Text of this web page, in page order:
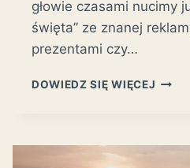
głowie czasami nucimy
święta” ze znanej
prezentami czy…
DOWIEDZ SIĘ WIĘCEJ SESJA